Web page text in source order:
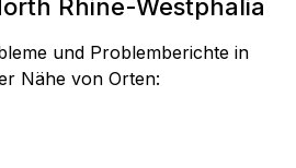
Rhine-Westphalia
und Problemberichte in
Nähe von Orten: